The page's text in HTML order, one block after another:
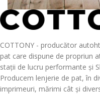
COTTONY - producător
pat care dispune de propriun
stații de lucru performante și
Producem lenjerie de pat, în
imprimeuri, mărimi cât și